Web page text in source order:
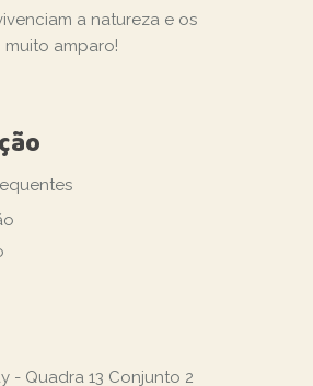
a natureza e os
muito amparo!
- Quadra 13 Conjunto 2